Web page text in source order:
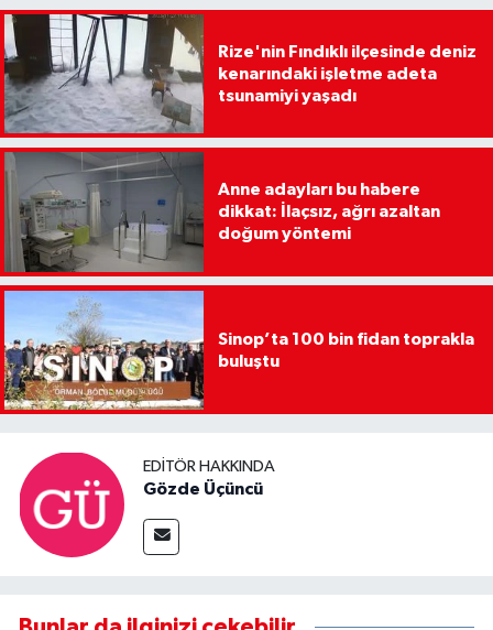
Rize'nin Fındıklı ilçesinde deniz
kenarındaki işletme adeta
tsunamiyi yaşadı
Anne adayları bu habere
dikkat: İlaçsız, ağrı azaltan
doğum yöntemi
Sinop’ta 100 bin fidan toprakla
buluştu
EDITÖR HAKKINDA
Gözde Üçüncü